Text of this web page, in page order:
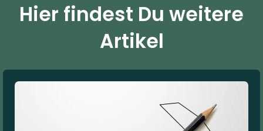
Hier findest Du weitere
Artikel